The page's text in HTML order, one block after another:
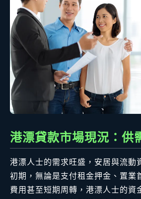
港漂貸款市場現況：供
港漂人士的需求旺盛，安居與流動
初期，無論是支付租金押金、置業
費用甚至短期周轉，港漂人士的資